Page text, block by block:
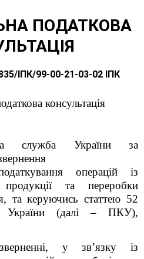
ПОДАТКОВА
ІПК/99-00-21-03-02 ІПК
консультація
служба України за
операцій із
продукції та переробки
, та керуючись статтею 52
України (далі – ПКУ),
у зв’язку із